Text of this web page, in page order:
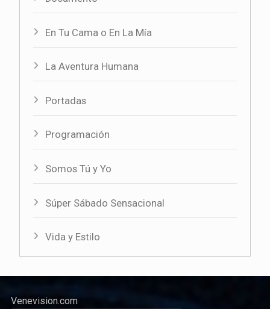
En Tu Cama o En La Mía
La Aventura Humana
Portadas
Programación
Somos Tú y Yo
Súper Sábado Sensacional
Vida y Estilo
Venevision.com